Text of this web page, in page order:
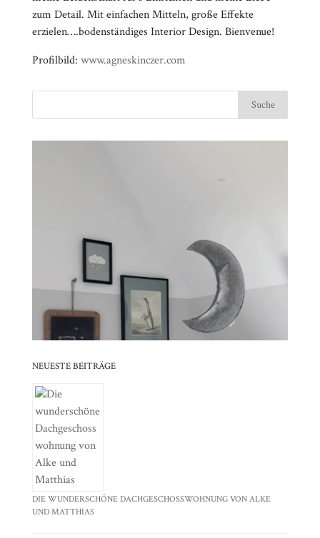
zum Detail. Mit einfachen Mitteln, große Effekte
erzielen….bodenständiges Interior Design. Bienvenue!
Profilbild: www.agneskinczer.com
⠀⠀⠀⠀⠀⠀⠀⠀⠀⠀⠀⠀⠀⠀⠀⠀⠀⠀⠀⠀⠀⠀⠀⠀⠀⠀⠀⠀⠀
⠀⠀⠀⠀⠀⠀⠀⠀⠀⠀⠀⠀⠀⠀⠀⠀⠀⠀⠀⠀⠀⠀
⠀⠀⠀⠀⠀⠀⠀⠀⠀⠀⠀⠀⠀⠀⠀⠀⠀⠀⠀⠀⠀⠀⠀⠀⠀⠀⠀⠀⠀
⠀⠀⠀⠀⠀⠀⠀⠀⠀⠀⠀⠀⠀⠀⠀⠀⠀⠀⠀⠀⠀⠀
NEUESTE BEITRÄGE
DIE WUNDERSCHÖNE DACHGESCHOSSWOHNUNG VON ALKE
UND MATTHIAS